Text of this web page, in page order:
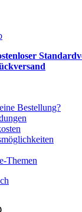
Bestellung?
Themen